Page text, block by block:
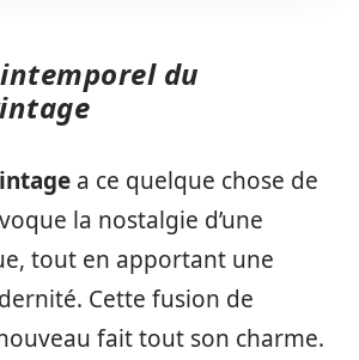
du
a ce quelque chose de
la nostalgie d’une
tout en apportant une
Cette fusion de
fait tout son charme.